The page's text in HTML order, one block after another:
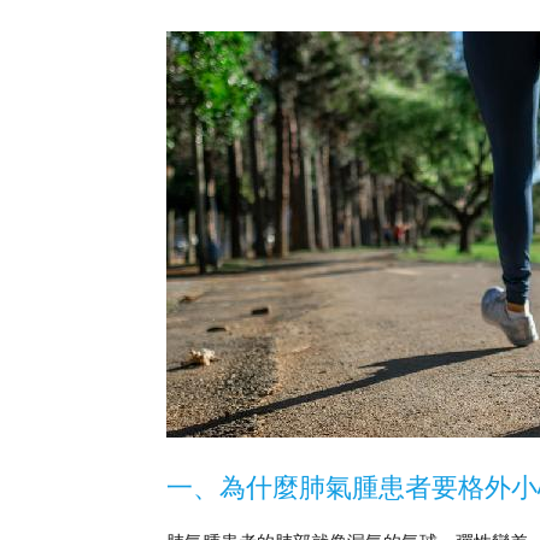
一、為什麼肺氣腫患者要格外